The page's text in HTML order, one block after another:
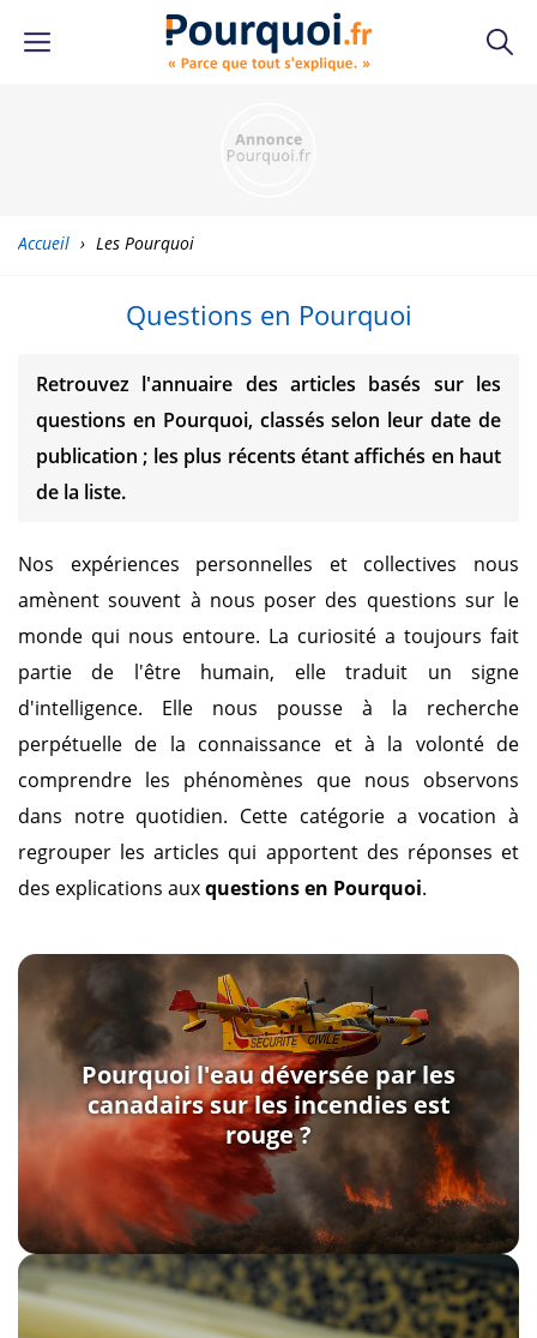
Accueil › Les Pourquoi
Questions en Pourquoi
Retrouvez l'annuaire des articles basés sur les
questions en Pourquoi, classés selon leur date de
publication ; les plus récents étant affichés en haut
de la liste.
Nos expériences personnelles et collectives nous
amènent souvent à nous poser des questions sur le
monde qui nous entoure. La curiosité a toujours fait
partie de l'être humain, elle traduit un signe
d'intelligence. Elle nous pousse à la recherche
perpétuelle de la connaissance et à la volonté de
comprendre les phénomènes que nous observons
dans notre quotidien. Cette catégorie a vocation à
regrouper les articles qui apportent des réponses et
des explications auxquestions en Pourquoi.
Pourquoi l'eau déversée par les
canadairs sur les incendies est
rouge ?